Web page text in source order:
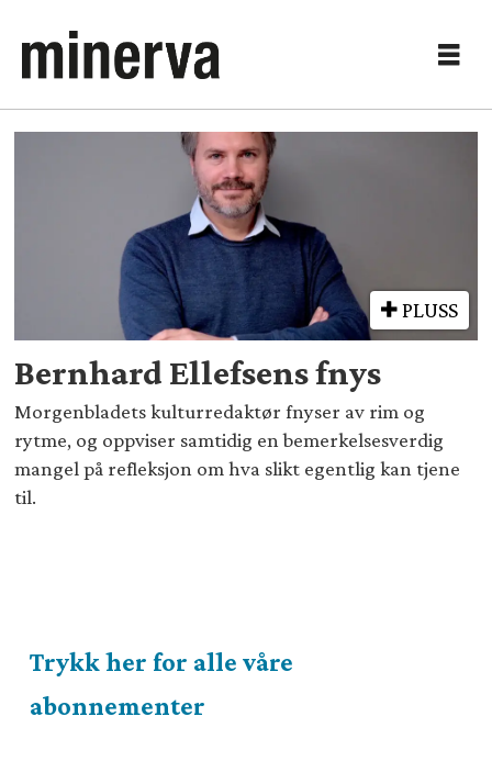
Tag:
parelius
PLUSS
Bernhard Ellefsens fnys
Morgenbladets kulturredaktør fnyser av rim og
rytme, og oppviser samtidig en bemerkelsesverdig
mangel på refleksjon om hva slikt egentlig kan tjene
til.
Trykk her for alle våre
abonnementer